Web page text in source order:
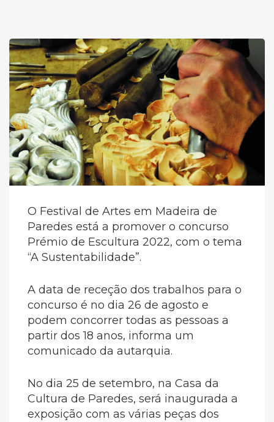
O Festival de Artes em Madeira de
Paredes está a promover o concurso
Prémio de Escultura 2022, com o tema
“A Sustentabilidade”.
A data de receção dos trabalhos para o
concurso é no dia 26 de agosto e
podem concorrer todas as pessoas a
partir dos 18 anos, informa um
comunicado da autarquia.
No dia 25 de setembro, na Casa da
Cultura de Paredes, será inaugurada a
exposição com as várias peças dos